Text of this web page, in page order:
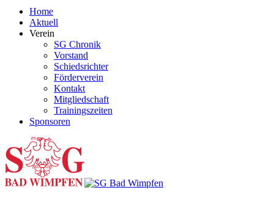
Home
Aktuell
Verein
SG Chronik
Vorstand
Schiedsrichter
Förderverein
Kontakt
Mitgliedschaft
Trainingszeiten
Sponsoren